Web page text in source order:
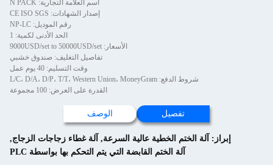
اسم العلامة التجارية: N PACK
إصدار الشهادات: CE ISO SGS
رقم الموديل: NP-LC
الحد الأدنى لكمية: 1
الأسعار: 9000USD/set to 50000USD/set
تفاصيل التغليف: صندوق خشبي
وقت التسليم: 40 يوم عمل
شروط الدفع: L/C، D/A، D/P، T/T، Western Union، MoneyGram
القدرة على العرض: 100 مجموعة
تفصيل الوصف
إبراز: آلة الختم الخطية عالية السرعة, آلة غطاء زجاجات الزجاج,
آلة الختم القابضة التي يتم التحكم بها بواسطة PLC